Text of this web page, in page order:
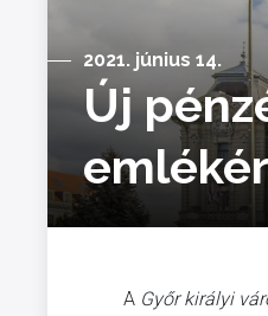
2021. június 14.
Új
A Győr királyi